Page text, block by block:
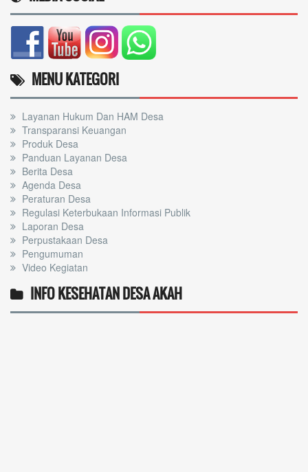
MENU KATEGORI
Layanan Hukum Dan HAM Desa
Transparansi Keuangan
Produk Desa
Panduan Layanan Desa
Berita Desa
Agenda Desa
Peraturan Desa
Regulasi Keterbukaan Informasi Publik
Laporan Desa
Perpustakaan Desa
Pengumuman
Video Kegiatan
INFO KESEHATAN DESA AKAH